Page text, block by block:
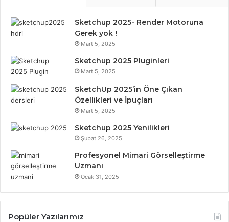
e
b
o
k
t
t
k
e
d
n
T
u
b
e
t
a
a
Sketchup 2025- Render Motoruna
Gerek yok !
Mart 5, 2025
Sketchup 2025 Pluginleri
Mart 5, 2025
SketchUp 2025’in Öne Çıkan
Özellikleri ve İpuçları
Mart 5, 2025
Sketchup 2025 Yenilikleri
Şubat 26, 2025
Profesyonel Mimari Görselleştirme
Uzmanı
Ocak 31, 2025
Popüler Yazılarımız